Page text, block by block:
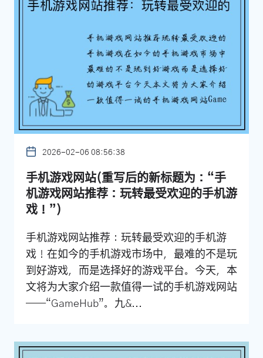
2026-02-06 08:56:38
手机游戏网站(重写后的新标题为：“手
机游戏网站推荐：玩转最受欢迎的手机游
戏！”)
手机游戏网站推荐：玩转最受欢迎的手机游
戏！在如今的手机游戏市场中，最难的不是玩
到好游戏，而是选择好的游戏平台。今天，本
文将为大家介绍一款值得一试的手机游戏网站
——“GameHub”。九&...